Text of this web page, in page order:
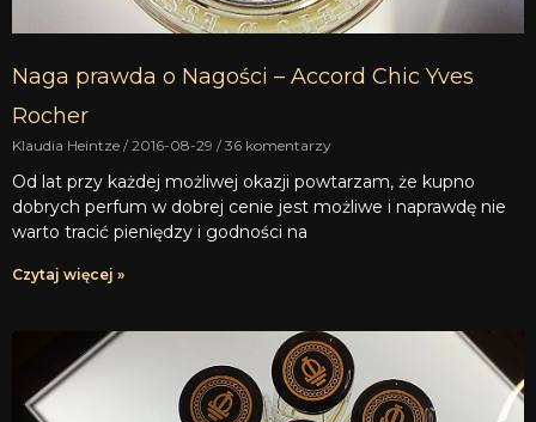
Naga prawda o Nagości – Accord Chic Yves
Rocher
Klaudia Heintze 2016-08-29 36 komentarzy
Od lat przy każdej możliwej okazji powtarzam, że kupno
dobrych perfum w dobrej cenie jest możliwe i naprawdę nie
warto tracić pieniędzy i godności na
Czytaj więcej »